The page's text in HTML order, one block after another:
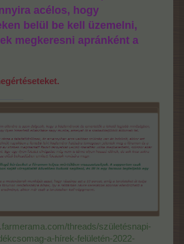
acélos, hogy
belül be kell üzemelni,
megkeresni apránként a
threads/születésnapi-
a-hírek-felületén-2022-